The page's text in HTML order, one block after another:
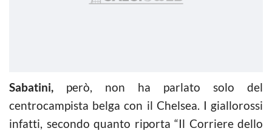
Sabatini, però, non ha parlato solo del
centrocampista belga con il Chelsea. I giallorossi
infatti, secondo quanto riporta “Il Corriere dello